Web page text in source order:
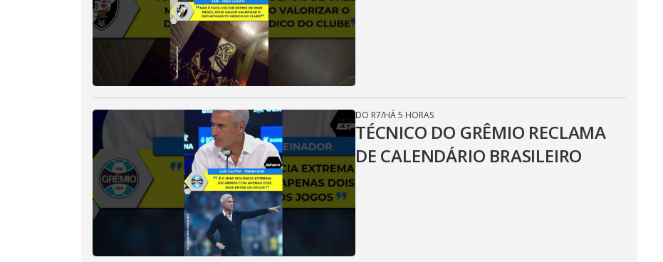
DO R7/HÁ 5 HORAS
TÉCNICO DO GRÊMIO RECLAMA
DE CALENDÁRIO BRASILEIRO